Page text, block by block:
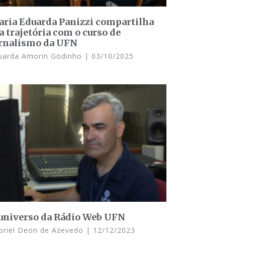
Eduarda Panizzi compartilha
trajetória com o curso de
da UFN
Amorin Godinho 03/10/2025
da Rádio Web UFN
Deon de Azevedo 12/12/2023